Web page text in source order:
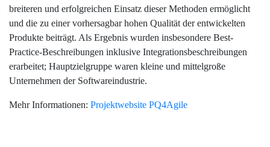
breiteren und erfolgreichen Einsatz dieser Methoden ermöglicht
und die zu einer vorhersagbar hohen Qualität der entwickelten
Produkte beiträgt. Als Ergebnis wurden insbesondere Best-
Practice-Beschreibungen inklusive Integrationsbeschreibungen
erarbeitet; Hauptzielgruppe waren kleine und mittelgroße
Unternehmen der Softwareindustrie.
Mehr Informationen: Projektwebsite PQ4Agile